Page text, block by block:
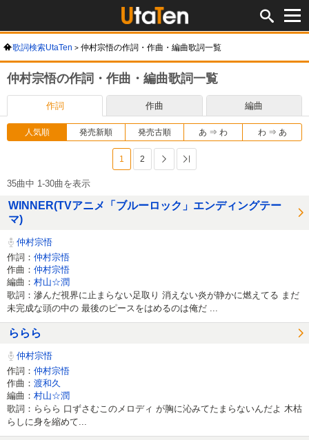
歌詞検索UtaTen 仲村宗悟の作詞・作曲・編曲歌詞一覧
仲村宗悟の作詞・作曲・編曲歌詞一覧
作詞 作曲 編曲
人気順 発売新順 発売古順 あ ⇒ わ わ ⇒ あ
1 2 次へ
35曲中 1-30曲を表示
WINNER(TVアニメ「ブルーロック」エンディングテー
マ)
仲村宗悟
作詞： 仲村宗悟
作曲： 仲村宗悟
編曲： 村山☆潤
歌詞：滲んだ視界に止まらない足取り 消えない炎が静かに燃えてる まだ
未完成な頭の中の 最後のピースをはめるのは俺だ ...
ららら
仲村宗悟
作詞： 仲村宗悟
作曲： 渡和久
編曲： 村山☆潤
歌詞：ららら 口ずさむこのメロディ が胸に沁みてたまらないんだよ 木枯
らしに身を縮めて...